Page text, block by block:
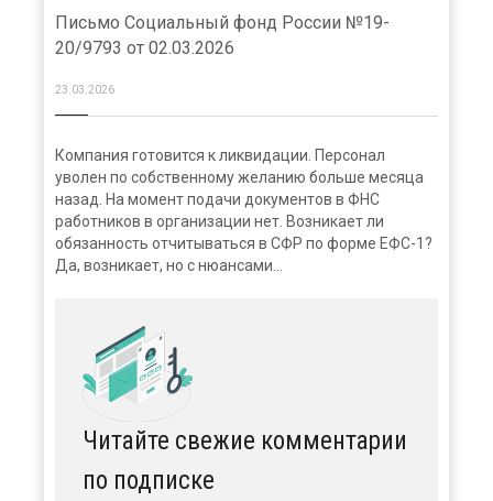
Письмо Социальный фонд России №19-
20/9793 от 02.03.2026
23.03.2026
Компания готовится к ликвидации. Персонал
уволен по собственному желанию больше месяца
назад. На момент подачи документов в ФНС
работников в организации нет. Возникает ли
обязанность отчитываться в СФР по форме ЕФС-1?
Да, возникает, но с нюансами...
Читайте свежие комментарии
по подписке